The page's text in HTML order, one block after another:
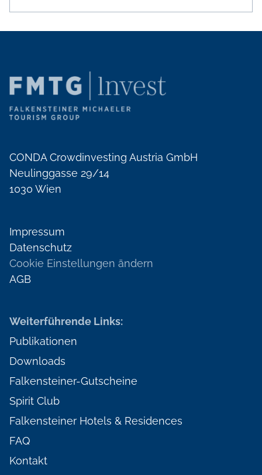
CONDA Crowdinvesting Austria GmbH
Neulinggasse 29/14
1030 Wien
Impressum
Datenschutz
Cookie Einstellungen ändern
AGB
Weiterführende Links:
Publikationen
Downloads
Falkensteiner-Gutscheine
Spirit Club
Falkensteiner Hotels & Residences
FAQ
Kontakt